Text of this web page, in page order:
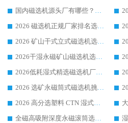
国内磁选机源头厂有哪些？2026 综合实力排名与采购避坑技巧
2026 磁选机正规厂家排名选购指南|行业口碑信赖品牌推荐性价比高靠谱磁电企业
2026 矿山干式立式磁选机选型攻略 梳理深耕磁电装备多年靠谱生产厂商
2026干湿永磁矿山磁选机选型攻略 优质生产厂家排名 选矿领域高口碑品牌推荐指南
2026低耗湿式精​选磁选机厂家怎么选?湿式精选磁选机供应商，行业认可度较高生产厂家华体会手机网页版-华体会(中国) 全面解析
2026 选矿永磁筒式磁选机挑选干货：华体会手机网页版-华体会(中国) 源头厂，绿色高效实力出众
2026 高分选塑料 CTN 湿式顺流磁选机选购指南，靠谱源头厂家华体会手机网页版-华体会(中国) 详解
全磁高吸附深度永磁滚筒选购指南 业内口碑稳定磁电设备生产厂家详细推荐